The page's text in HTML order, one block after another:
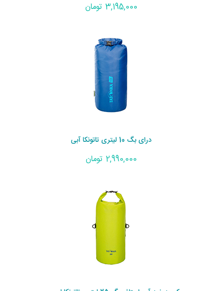
3,195,000 تومان
درای بگ 10 لیتری تاتونکا آبی
2,990,000 تومان